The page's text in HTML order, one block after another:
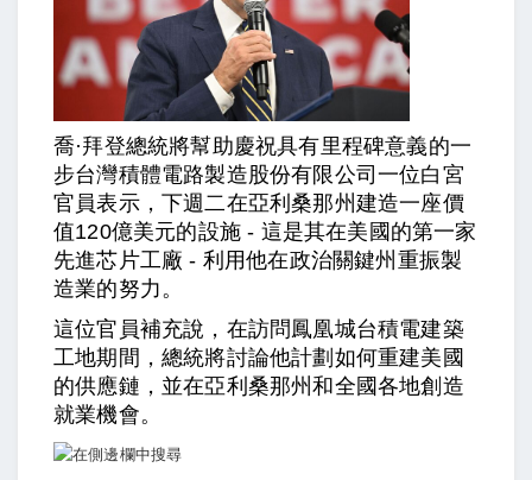
喬·拜登總統將幫助慶祝具有里程碑意義的一
步台灣積體電路製造股份有限公司一位白宮
官員表示，下週二在亞利桑那州建造一座價
值120億美元的設施 - 這是其在美國的第一家
先進芯片工廠 - 利用他在政治關鍵州重振製
造業的努力。
這位官員補充說，在訪問鳳凰城台積電建築
工地期間，總統將討論他計劃如何重建美國
的供應鏈，並在亞利桑那州和全國各地創造
就業機會。